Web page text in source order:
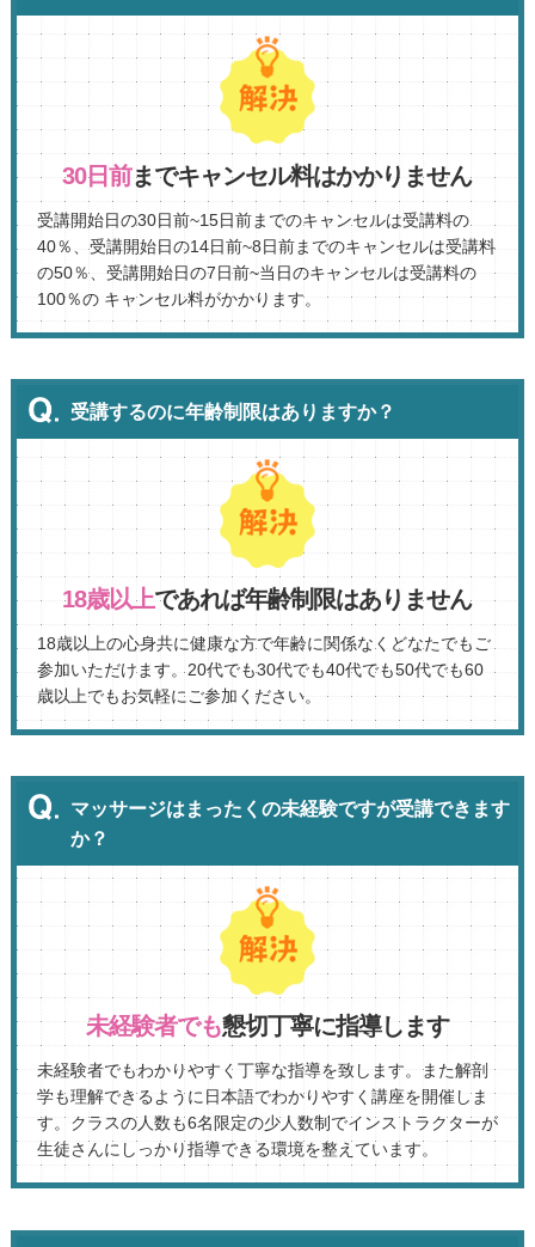
30日前までキャンセル料はかかりません
受講開始日の30日前~15日前までのキャンセルは受講料の
40％、受講開始日の14日前~8日前までのキャンセルは受講料
の50％、受講開始日の7日前~当日のキャンセルは受講料の
100％の キャンセル料がかかります。
受講するのに年齢制限はありますか？
18歳以上であれば年齢制限はありません
18歳以上の心身共に健康な方で年齢に関係なくどなたでもご
参加いただけます。20代でも30代でも40代でも50代でも60
歳以上でもお気軽にご参加ください。
マッサージはまったくの未経験ですが受講できます
か？
未経験者でも懇切丁寧に指導します
未経験者でもわかりやすく丁寧な指導を致します。また解剖
学も理解できるように日本語でわかりやすく講座を開催しま
す。クラスの人数も6名限定の少人数制でインストラクターが
生徒さんにしっかり指導できる環境を整えています。